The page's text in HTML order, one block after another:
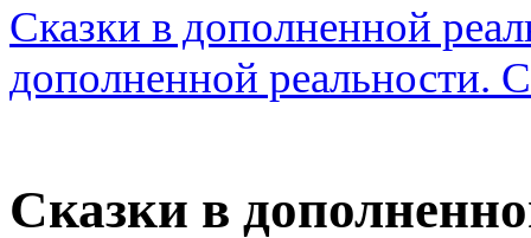
Сказки в дополненной
дополненной реальности.
Сказки в